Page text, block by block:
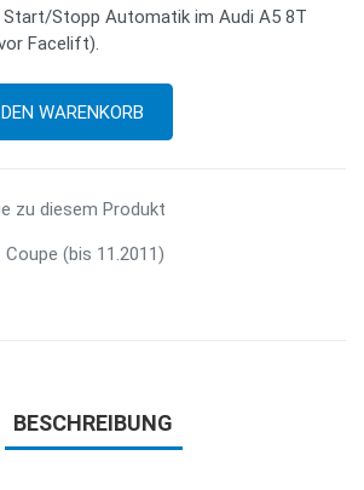
Stopp Automatik im Audi A5 8T
Facelift).
zu diesem Produkt
(bis 11.2011)
BESCHREIBUNG